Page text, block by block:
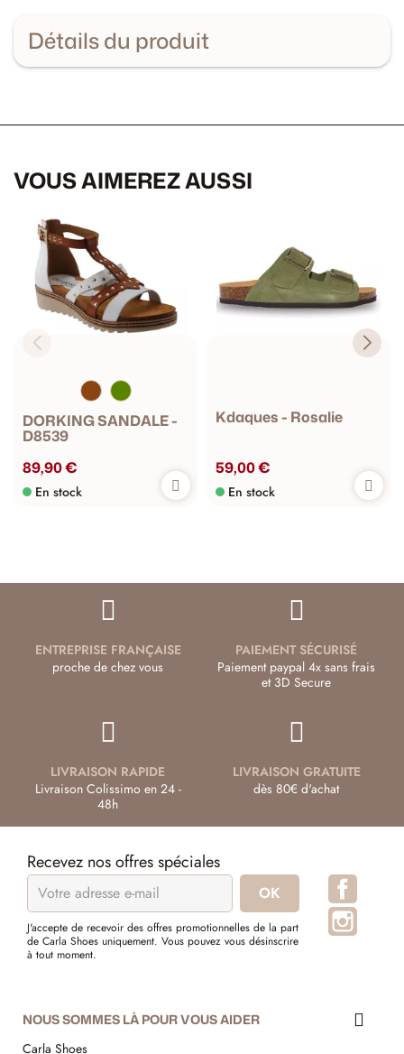
Détails du produit
VOUS AIMEREZ AUSSI
DORKING SANDALE -
D8539
89,90 €
En stock
Kdaques - Rosalie
59,00 €
En stock
ENTREPRISE FRANÇAISE
proche de chez vous
PAIEMENT SÉCURISÉ
Paiement paypal 4x sans frais
et 3D Secure
LIVRAISON RAPIDE
Livraison Colissimo en 24 -
48h
LIVRAISON GRATUITE
dès 80€ d'achat
Recevez nos offres spéciales
J'accepte de recevoir des offres promotionnelles de la part
de Carla Shoes uniquement. Vous pouvez vous désinscrire
à tout moment.
NOUS SOMMES LÀ POUR VOUS AIDER
Carla Shoes